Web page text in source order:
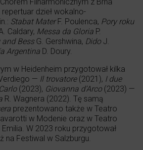
dzieł wokalno-
Stabat MaterF. Poulenca, Pory roku
Caldary, Messa da Gloria P.
and BessG. Gershwina, DidoJ.
Argentina D. Doury.
w Heidenheim przygotował kilka
— Il trovatore(2021), I due
(2023), Giovanna d’Arco(2023) —
R. Wagnera (2022). Tę samą
prezentowano także w Teatro
w Modenie oraz w Teatro
W 2023 roku przygotował
na Festiwal w Salzburgu.